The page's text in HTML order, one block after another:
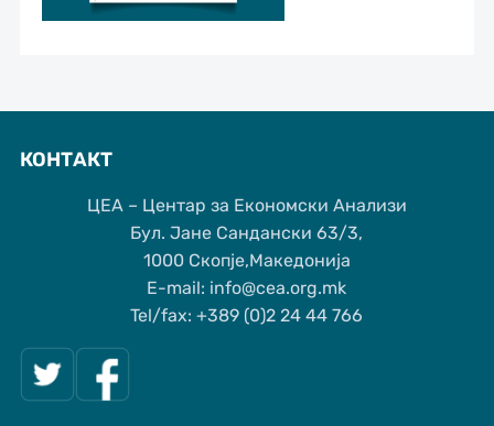
КОНТАКТ
ЦЕА – Центар за Економски Анализи
Бул. Јане Сандански 63/3,
1000 Скопје,Македонија
Е-mail: info@cea.org.mk
Tel/fax: +389 (0)2 24 44 766